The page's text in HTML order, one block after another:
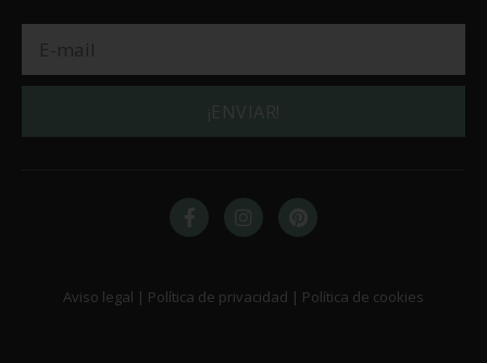
¡ENVIAR!
Aviso legal | Política de privacidad | Política de cookies